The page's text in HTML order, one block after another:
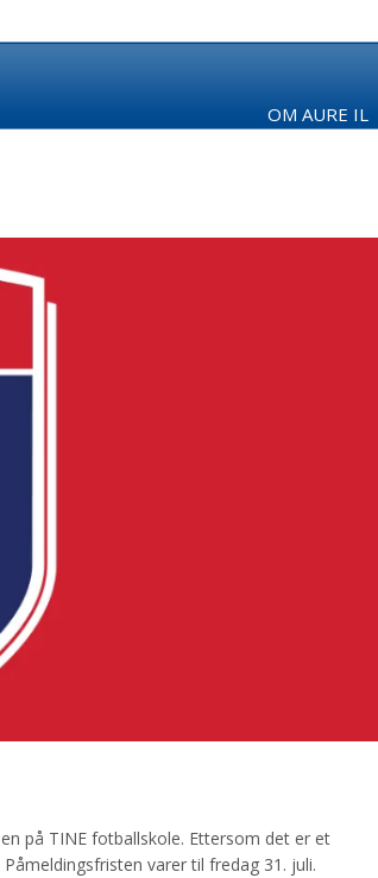
OM AURE IL
på TINE fotballskole. Ettersom det er et
varer til fredag 31. juli.